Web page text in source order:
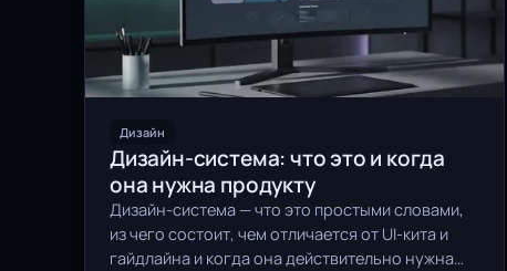
Дизайн
Дизайн-система: что это и когда
она нужна продукту
Дизайн-система — что это простыми словами,
из чего состоит, чем отличается от UI-кита и
гайдлайна и когда она действительно нужна